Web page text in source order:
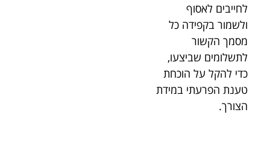
לחייבים לאסוף
ולשמור בקפידה כל
מסמך הקשור
לתשלומים שביצעו,
כדי להקל על הוכחת
טענת הפרעתי במידת
הצורך.